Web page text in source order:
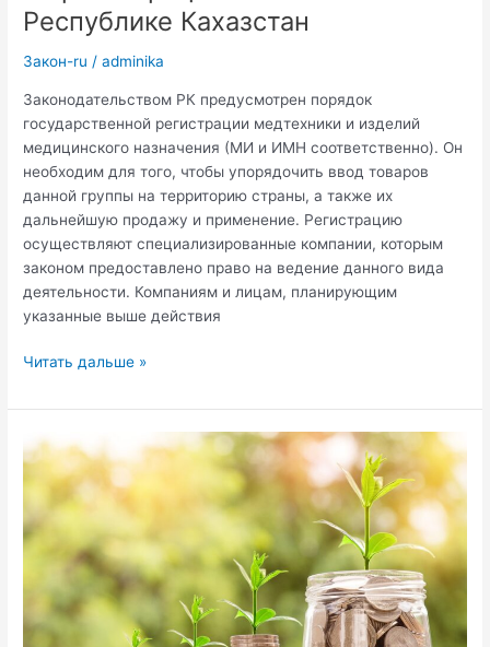
Республике Кахазстан
Закон-ru /adminika
Законодательством РК предусмотрен порядок
государственной регистрации медтехники и изделий
медицинского назначения (МИ и ИМН соответственно). Он
необходим для того, чтобы упорядочить ввод товаров
данной группы на территорию страны, а также их
дальнейшую продажу и применение. Регистрацию
осуществляют специализированные компании, которым
законом предоставлено право на ведение данного вида
деятельности. Компаниям и лицам, планирующим
указанные выше действия
Особенности
организации
регистрации
ИМН
Республике
Кахазстан
Читать дальше »